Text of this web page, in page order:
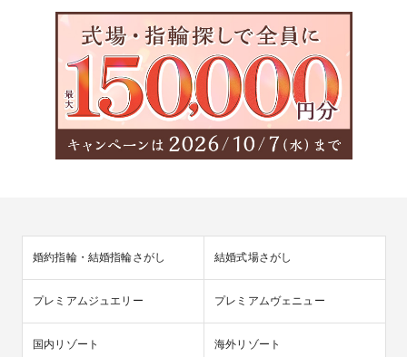
婚約指輪・結婚指輪さがし 結婚式場さがし
プレミアムジュエリー プレミアムヴェニュー
国内リゾート 海外リゾート